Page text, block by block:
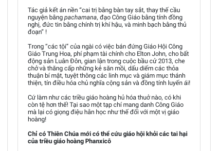
Tác giả kết án nền “cai trị bằng bàn tay sắt, thay thế cầu
nguyện bằng pachamana, đạo Công Giáo bằng tính đồng
nghị, đức tin bằng chính trị khí hậu, và minh bạch bằng thủ
đoạn” !
Trong “các tội” của ngài có việc bán đứng Giáo Hội Công
Giáo Trung Hoa, phí phạm tài chính cho Elton John, cho bất
động sản Luân Đôn, gian lận trong cuộc bầu cử 2013, che
chở và thăng cấp những kẻ săn mồi, dấu diếm các thỏa
thuận bí mật, tuyệt thông các linh mục và giám mục thánh
thiện, tín điều hóa chủ nghĩa cộng sản và đồng tính luyến ái!
Cứ làm như các triều giáo hoàng hủ hóa thuở nào, có khi
còn tệ hơn thế! Tại sao một tạp chí mang danh Công Giáo
mà lại có giọng điệu hằn học như thế đối với một vị giáo
hoàng!
Chỉ có Thiên Chúa mới có thể cứu giáo hội khỏi các tai hại
của triều giáo hoàng Phanxicô